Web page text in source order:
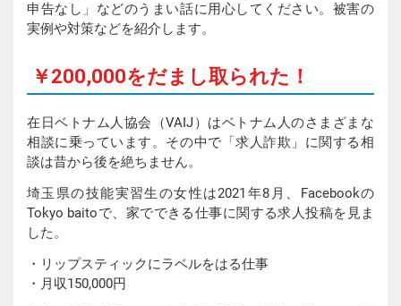
申告なし」などのうまい話に用心してください。被害の
実例や対策などを紹介します。
￥200,000をだまし取られた！
在日ベトナム人協会（VAIJ）はベトナム人のさまざまな
相談に乗っています。その中で「求人詐欺」に関する相
談は昔から後を絶ちません。
埼玉県の技能実習生の女性は2021年8月、Facebookの
Tokyo baitoで、家でできる仕事に関する求人投稿を見ま
した。
・リップスティックにラベルをはる仕事
・月収150,000円